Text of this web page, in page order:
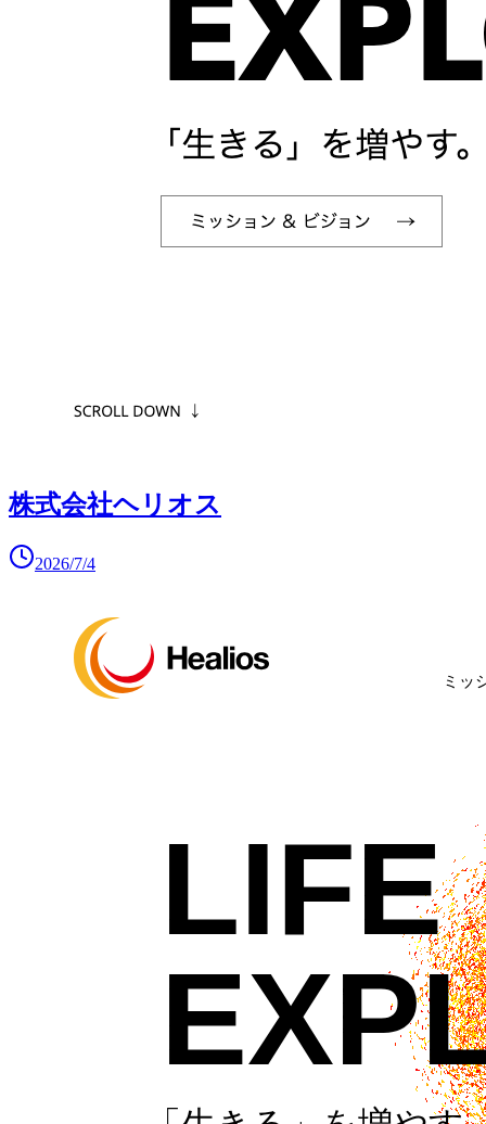
株式会社ヘリオス
2026/7/4